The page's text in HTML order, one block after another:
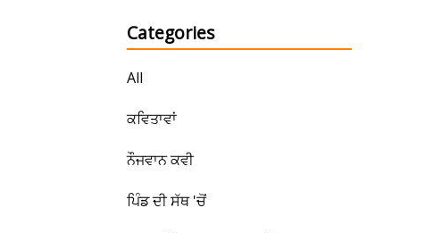
Categories
All
ਕਵਿਤਾਵਾਂ
ਨੌਜਵਾਨ ਕਵੀ
ਪਿੰਡ ਦੀ ਸੱਥ 'ਚੋਂ